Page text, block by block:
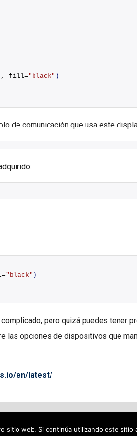
, fill="black" )
de comunicación que usa este
"black" )
pero quizá puedes tener
las opciones de dispositivos que
en/latest/
• Creado conGeneratePress
sitio web. Si continúa utilizando este sitio